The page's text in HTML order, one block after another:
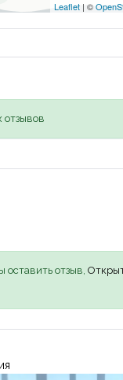
Leaflet | ©
отзывов
оставить отзыв,